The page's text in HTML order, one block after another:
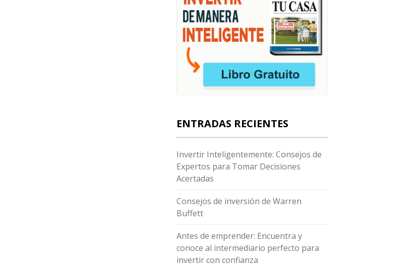
ENTRADAS RECIENTES
Invertir Inteligentemente: Consejos de
Expertos para Tomar Decisiones
Acertadas
Consejos de inversión de Warren
Buffett
Antes de emprender: Encuentra y
conoce al intermediario perfecto para
invertir con confianza